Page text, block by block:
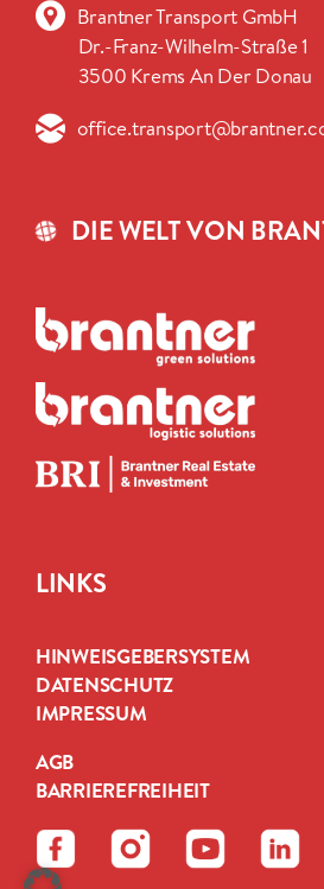
DIE WELT VON
Brantner Transport GmbH
Dr.-Franz-Wilhelm-Straße 1
3500 Krems An Der Donau
LINKS
HINWEISGEBERSYSTEM
DATENSCHUTZ
IMPRESSUM
AGB
BARRIEREFREIHEIT